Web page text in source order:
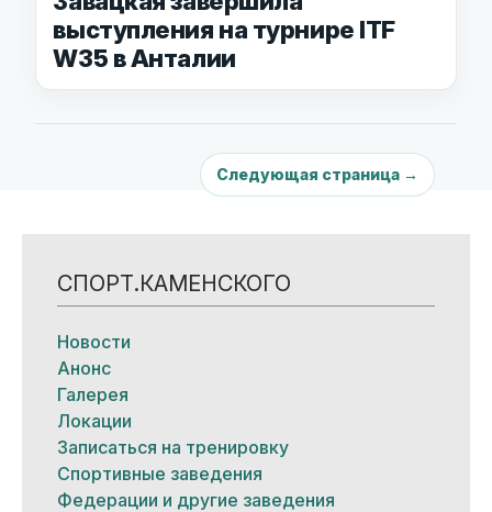
выступления на турнире ITF
W35 в Анталии
Следующая страница →
СПОРТ.КАМЕНСКОГО
Новости
Анонс
Галерея
Локации
Записаться на тренировку
Спортивные заведения
Федерации и другие заведения